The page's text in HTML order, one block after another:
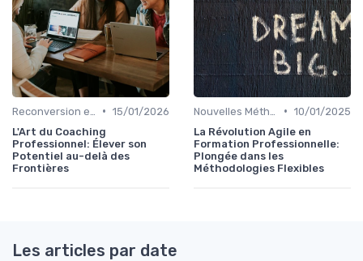
• 15/01/2026
L'Art du Coaching
Professionnel: Élever son
Potentiel au-delà des
Frontières
• 10/01/2025
La Révolution Agile en
Formation Professionnelle:
Plongée dans les
Méthodologies Flexibles
Les articles par date